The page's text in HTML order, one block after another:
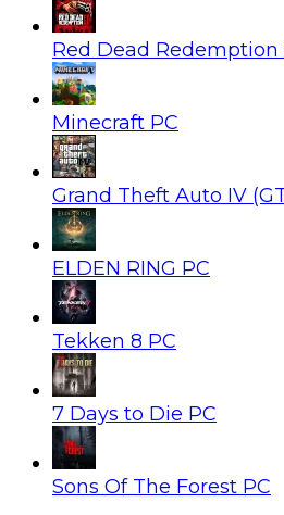
Red Dead Redemption
Minecraft PC
Grand Theft Auto IV
ELDEN RING PC
Tekken 8 PC
7 Days to Die PC
Sons Of The Forest PC